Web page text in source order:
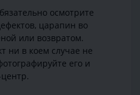
осмотрите
царапин во
или возвратом.
ни в коем случае не
его и